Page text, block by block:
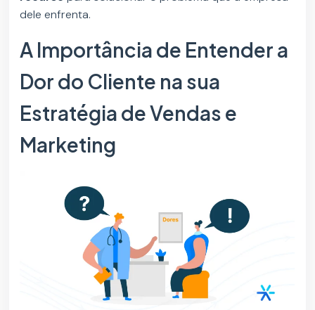
dele enfrenta.
A Importância de Entender a
Dor do Cliente na sua
Estratégia de Vendas e
Marketing